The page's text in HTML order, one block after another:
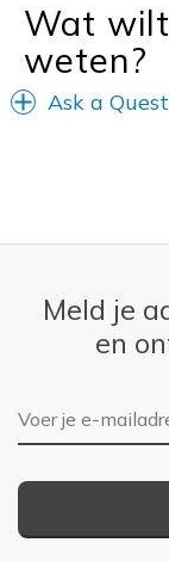
Special
Travel
Wat
weten?
Ask a
Meld je
en
E-mailadres